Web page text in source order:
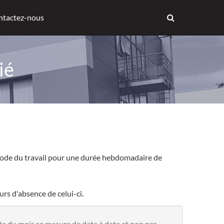
nous
du travail pour une durée hebdomadaire de
d'absence de celui-ci.